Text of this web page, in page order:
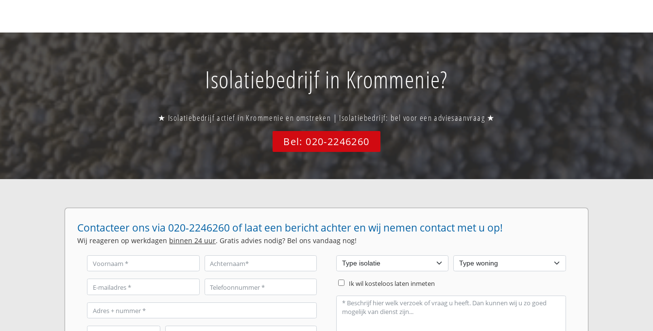
Isolatiebedrijf in Krommenie?
★ Isolatiebedrijf actief in Krommenie en omstreken | Isolatiebedrijf: bel voor een adviesaanvraag ★
Bel: 020-2246260
Contacteer ons via 020-2246260 of laat een bericht achter en wij nemen contact met u op!
Wij reageren op werkdagen binnen 24 uur. Gratis advies nodig? Bel ons vandaag nog!
Ik wil kosteloos laten inmeten